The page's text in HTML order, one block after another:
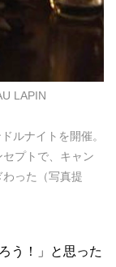
LAPIN
ルナイトを開催。
セプトで、キャン
った（写真提
う！」と思った